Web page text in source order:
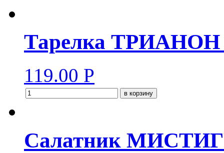
Тарелка ТРИАНОН
119.00 Р
в корзину
Салатник